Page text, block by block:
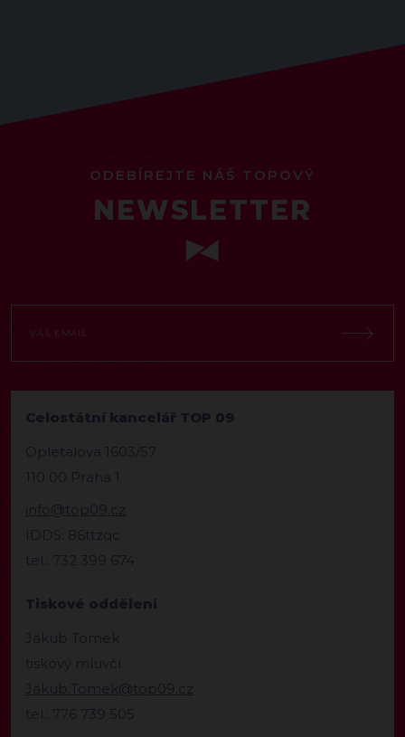
ODEBÍREJTE NÁŠ TOPOVÝ
NEWSLETTER
Celostátní kancelář TOP 09
Opletalova 1603/57
110 00 Praha 1
info@top09.cz
IDDS: 86ttzqc
tel.: 732 399 674
Tiskové oddělení
Jakub Tomek
tiskový mluvčí
Jakub.Tomek@top09.cz
tel.: 776 739 505